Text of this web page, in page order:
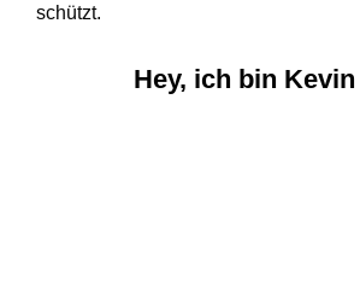
schützt.
Hey, ich bin Kevin